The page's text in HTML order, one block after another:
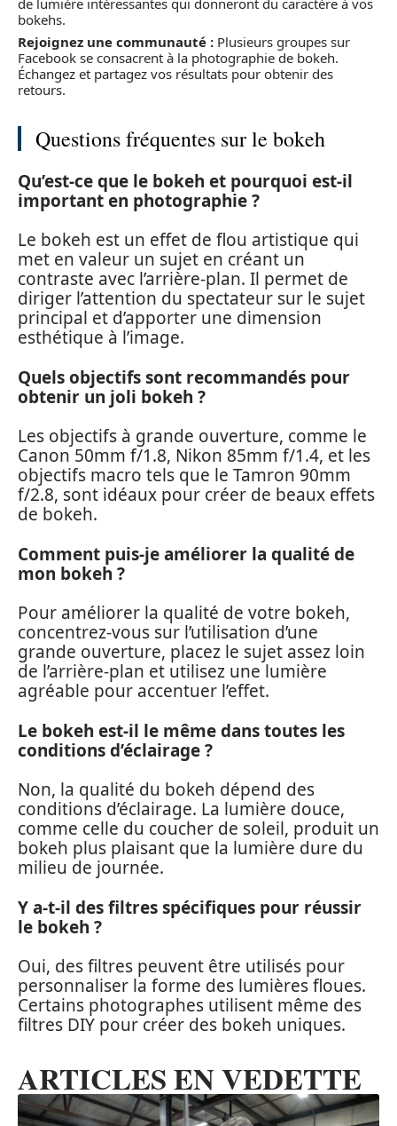
bokehs.
Rejoignez une communauté : Plusieurs groupes sur
Facebook se consacrent à la photographie de bokeh.
Échangez et partagez vos résultats pour obtenir des
retours.
Questions fréquentes sur le bokeh
Qu’est-ce que le bokeh et pourquoi est-il
important en photographie ?
Le bokeh est un effet de flou artistique qui
met en valeur un sujet en créant un
contraste avec l’arrière-plan. Il permet de
diriger l’attention du spectateur sur le sujet
principal et d’apporter une dimension
esthétique à l’image.
Quels objectifs sont recommandés pour
obtenir un joli bokeh ?
Les objectifs à grande ouverture, comme le
Canon 50mm f/1.8, Nikon 85mm f/1.4, et les
objectifs macro tels que le Tamron 90mm
f/2.8, sont idéaux pour créer de beaux effets
de bokeh.
Comment puis-je améliorer la qualité de
mon bokeh ?
Pour améliorer la qualité de votre bokeh,
concentrez-vous sur l’utilisation d’une
grande ouverture, placez le sujet assez loin
de l’arrière-plan et utilisez une lumière
agréable pour accentuer l’effet.
Le bokeh est-il le même dans toutes les
conditions d’éclairage ?
Non, la qualité du bokeh dépend des
conditions d’éclairage. La lumière douce,
comme celle du coucher de soleil, produit un
bokeh plus plaisant que la lumière dure du
milieu de journée.
Y a-t-il des filtres spécifiques pour réussir
le bokeh ?
Oui, des filtres peuvent être utilisés pour
personnaliser la forme des lumières floues.
Certains photographes utilisent même des
filtres DIY pour créer des bokeh uniques.
ARTICLES EN VEDETTE